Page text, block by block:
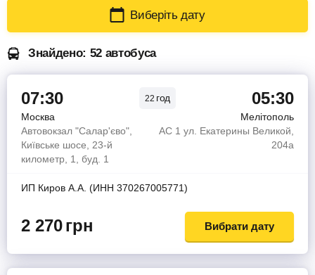
Виберіть дату
Знайдено: 52 автобуса
07:30 22 год 05:30
Москва
Мелітополь
Автовокзал "Салар'єво",
Київське шосе, 23-й
километр, 1, буд. 1
АС 1 ул. Екатерины Великой,
204а
ИП Киров А.А. (ИНН 370267005771)
2 270грн Вибрати дату